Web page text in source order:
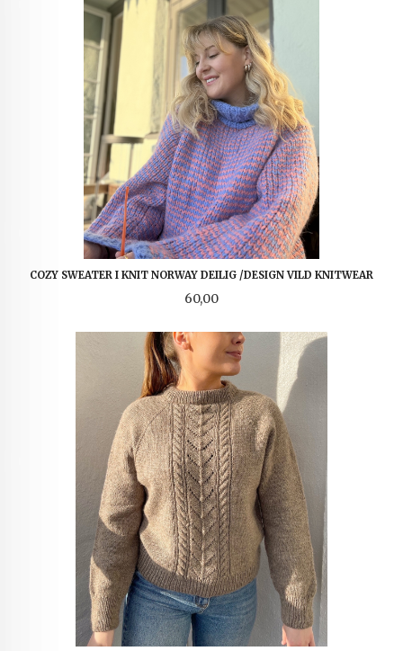
COZY SWEATER I KNIT NORWAY DEILIG /DESIGN VILD KNITWEAR
Pris
60,00